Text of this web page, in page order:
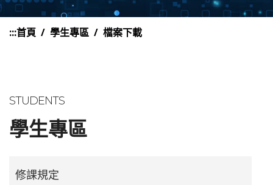
:::首頁 學生專區 檔案下載
STUDENTS
學生專區
修課規定